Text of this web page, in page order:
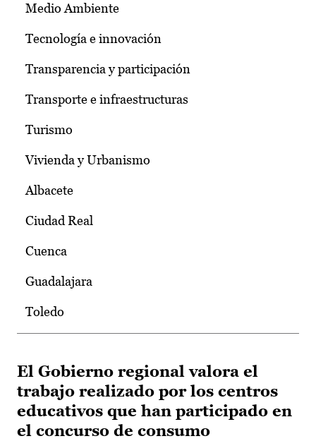
Medio Ambiente
Tecnología e innovación
Transparencia y participación
Transporte e infraestructuras
Turismo
Vivienda y Urbanismo
Albacete
Ciudad Real
Cuenca
Guadalajara
Toledo
El Gobierno regional valora el
trabajo realizado por los centros
educativos que han participado en
el concurso de consumo